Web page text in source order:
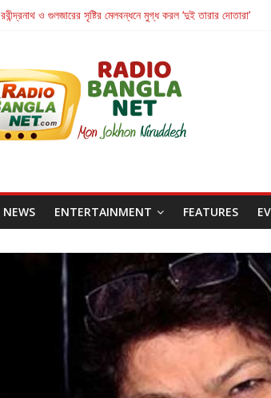
রবীন্দ্রনাথ ও গুলজারের সৃষ্টির মেলবন্ধনে মুগ্ধ করল ‘দুই তারার দোতারা’
Retribution: A Thought-Provoking Short Film That
হাওয়া বদলের টলিউডে ‘তুমি এলে তাই’
NEWS ENTERTAINMENT FEATURES